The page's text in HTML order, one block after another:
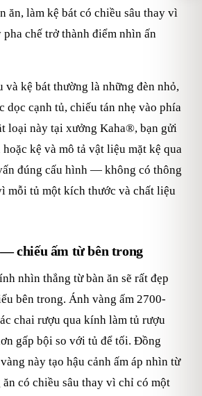
ăn, làm kệ bát có chiều sâu thay vì
chế trở thành điểm nhìn ấn
và kệ bát thường là những đèn nhỏ,
dọc cạnh tủ, chiếu tán nhẹ vào phía
loại này tại xưởng Kaha®, bạn gửi
kệ và mô tả vật liệu mặt kệ qua
đúng cấu hình — không có thông
mỗi tủ một kích thước và chất liệu
chiếu ấm từ bên trong
nhìn thẳng từ bàn ăn sẽ rất đẹp
bên trong. Ánh vàng ấm 2700-
chai rượu qua kính làm tủ rượu
gấp bội so với tủ để tối. Đồng
này tạo hậu cảnh ấm áp nhìn từ
ăn có chiều sâu thay vì chỉ có một